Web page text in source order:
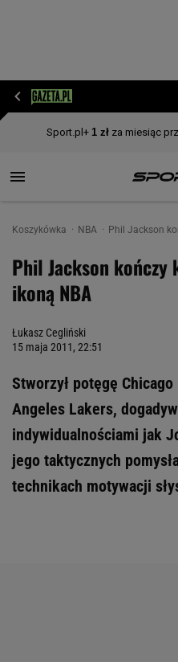
Koszykówka NBA Phil Jackson
Phil Jackson kończy
ikoną NBA
Łukasz Cegliński
15 maja 2011, 22:51
Stworzył potęgę
Angeles Lakers,
indywidualnościami jak
jego taktycznych
technikach motywacji